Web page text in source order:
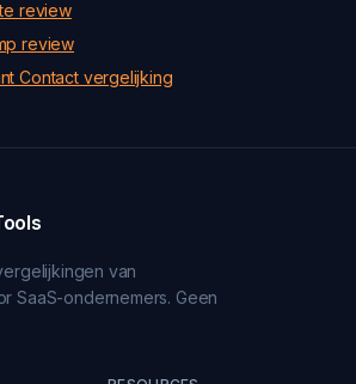
review
review
Contact vergelijking
van
SaaS-ondernemers. Geen